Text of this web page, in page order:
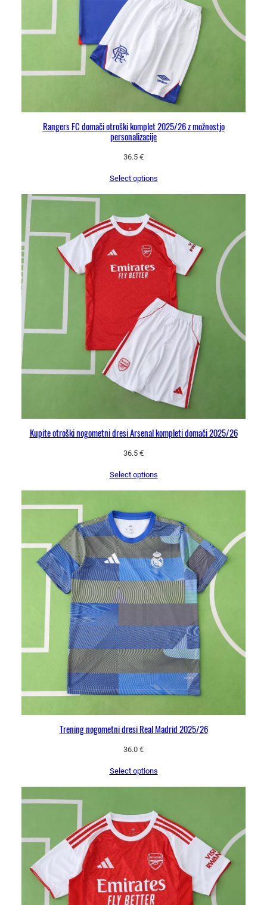
Rangers FC domači otroški komplet 2025/26 z možnostjo
personalizacije
36.5 €
Select options
Kupite otroški nogometni dresi Arsenal kompleti domači 2025/26
36.5 €
Select options
Trening nogometni dresi Real Madrid 2025/26
36.0 €
Select options